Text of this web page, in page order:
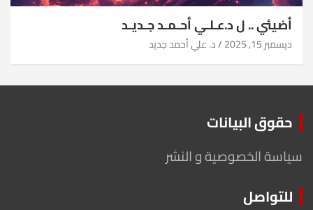
أضيئي .. ل د.عـلـي أحـمـد جـديـد
ديسمبر 15, 2025 د. علي أحمد جديد
حقوق البيانات
سياسة الخصوصية و النشر
للتواصل